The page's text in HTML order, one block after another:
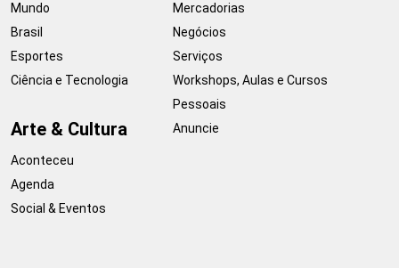
Mundo
Brasil
Esportes
Ciência e Tecnologia
Arte & Cultura
Aconteceu
Agenda
Social & Eventos
Mercadorias
Negócios
Serviços
Workshops, Aulas e Cursos
Pessoais
Anuncie